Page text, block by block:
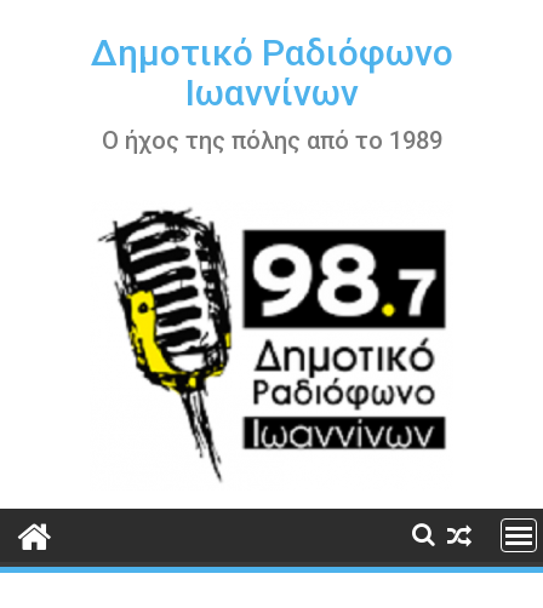
περιεχόμενοΔημοτικό Ραδιόφωνο
Ιωαννίνων
Ο ήχος της πόλης από το 1989